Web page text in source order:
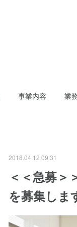
事業内容 業
2018.04.12 09:31
＜＜急募＞
を募集しま